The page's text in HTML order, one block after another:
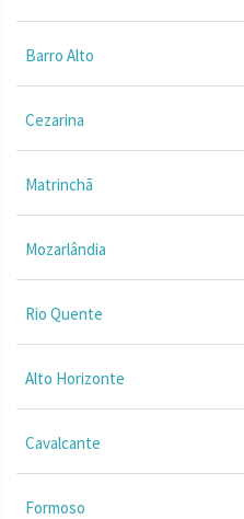
Barro Alto
Cezarina
Matrinchã
Mozarlândia
Rio Quente
Alto Horizonte
Cavalcante
Formoso